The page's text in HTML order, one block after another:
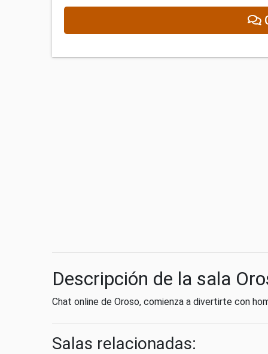
Descripción de la sala
Chat online de Oroso, comienza a divertirte con
Salas relacionadas: